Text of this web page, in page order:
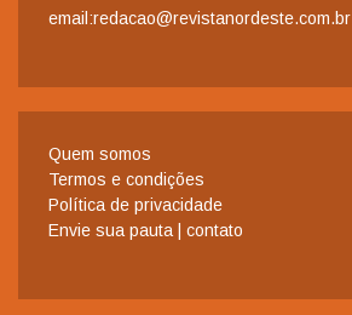
email:redacao@revistanordeste.com.br
Quem somos
Termos e condições
Política de privacidade
Envie sua pauta | contato